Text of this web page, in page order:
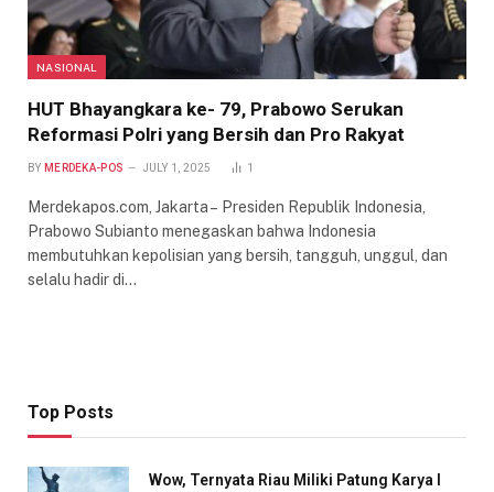
NASIONAL
HUT Bhayangkara ke- 79, Prabowo Serukan
Reformasi Polri yang Bersih dan Pro Rakyat
BY MERDEKA-POS JULY 1, 2025 1
Merdekapos.com, Jakarta – Presiden Republik Indonesia,
Prabowo Subianto menegaskan bahwa Indonesia
membutuhkan kepolisian yang bersih, tangguh, unggul, dan
selalu hadir di…
Top Posts
Wow, Ternyata Riau Miliki Patung Karya I